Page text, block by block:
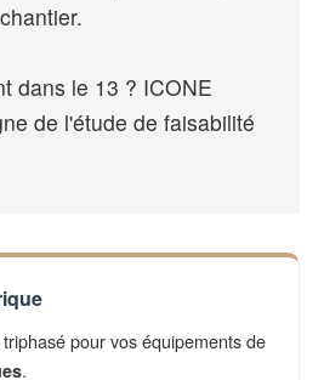
dans le 13 ? ICONE
de l'étude de faisabilité
pour vos équipements de
.